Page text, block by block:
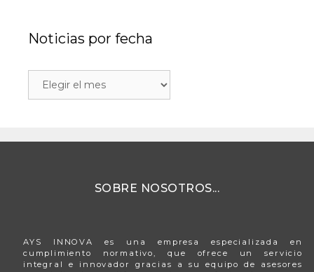
Noticias por fecha
SOBRE NOSOTROS...
AYS INNOVA es una empresa especializada en
cumplimiento normativo, que ofrece un servicio
integral e innovador gracias a su equipo de asesores